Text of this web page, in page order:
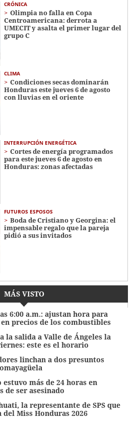
CRÓNICA
Olimpia no falla en Copa
Centroamericana: derrota a
UMECIT y asalta el primer lugar del
grupo C
CLIMA
Condiciones secas dominarán
Honduras este jueves 6 de agosto
con lluvias en el oriente
INTERRUPCIÓN ENERGÉTICA
Cortes de energía programados
para este jueves 6 de agosto en
Honduras: zonas afectadas
FUTUROS ESPOSOS
Boda de Cristiano y Georgina: el
impensable regalo que la pareja
pidió a sus invitados
MÁS VISTO
6:00 a.m.: ajustan hora para
precios de los combustibles
la salida a Valle de Ángeles la
este es el horario
linchan a dos presuntos
estuvo más de 24 horas en
de ser asesinado
la representante de SPS que
del Miss Honduras 2026